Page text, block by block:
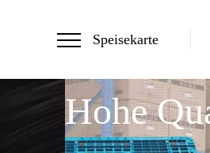
Speisekarte
Hohe